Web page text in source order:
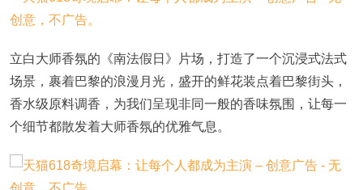
立白大师香氛的《南法假日》片场，打造了一个沉浸式法式
场景，裹着巴黎的浪漫月光，盛开的鲜花装点着巴黎街头，
香水级原料调香，为我们呈现非同一般的香味氛围，让每一
个细节都散发着大师香氛的优雅气息。